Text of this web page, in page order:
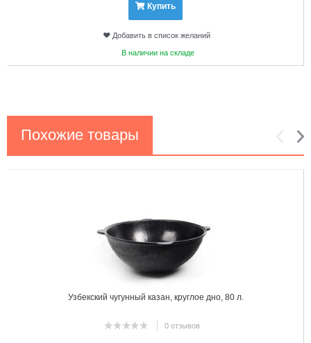
Купить
Добавить в список желаний
В наличии на складе
Похожие товары
Узбекский чугунный казан, круглое дно, 80 л.
0 отзывов